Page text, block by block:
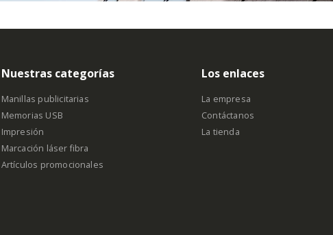
Nuestras categorías
Manillas publicitarias
Memorias USB
Impresión
Marcación láser fibra
Artículos promocionales
Los enlaces
La empresa
Contáctanos
La tienda